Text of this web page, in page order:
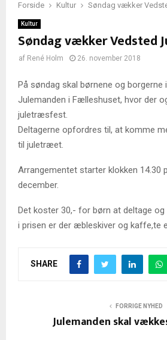
Forside Kultur Søndag vækker
Kultur
Søndag vækker Vedsted
af René Holm 26. november 2018
På søndag skal børnene og
Julemanden i Fælleshuset, hvor der
juletræsfest.
Deltagerne opfordres til, at komme
til juletræet.
Arrangementet starter klokken 14.30
december.
Det koster 30,- for børn at deltage
i prisen er der æbleskiver og kaffe,te
SHARE
FORRIGE NYHED
Julemanden skal